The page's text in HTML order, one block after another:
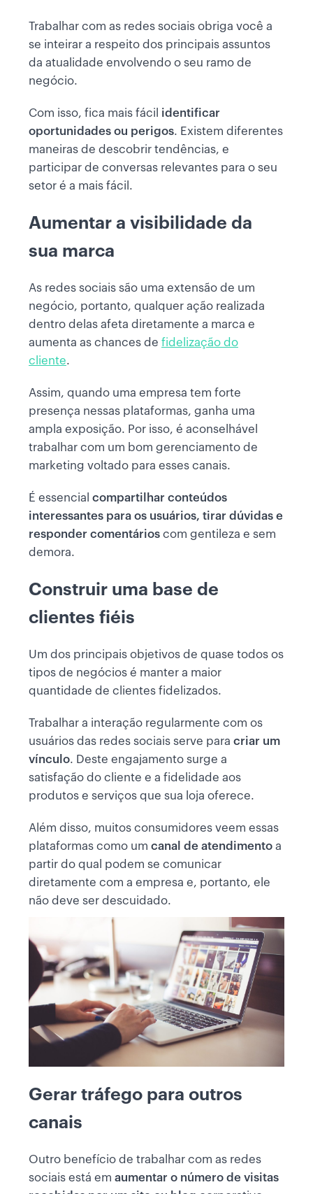
Trabalhar com as redes sociais obriga você a
se inteirar a respeito dos principais assuntos
da atualidade envolvendo o seu ramo de
negócio.
Com isso, fica mais fácil identificar
oportunidades ou perigos. Existem diferentes
maneiras de descobrir tendências, e
participar de conversas relevantes para o seu
setor é a mais fácil.
Aumentar a visibilidade da
sua marca
As redes sociais são uma extensão de um
negócio, portanto, qualquer ação realizada
dentro delas afeta diretamente a marca e
aumenta as chances de fidelização do
cliente.
Assim, quando uma empresa tem forte
presença nessas plataformas, ganha uma
ampla exposição. Por isso, é aconselhável
trabalhar com um bom gerenciamento de
marketing voltado para esses canais.
É essencial compartilhar conteúdos
interessantes para os usuários, tirar dúvidas e
responder comentários com gentileza e sem
demora.
Construir uma base de
clientes fiéis
Um dos principais objetivos de quase todos os
tipos de negócios é manter a maior
quantidade de clientes fidelizados.
Trabalhar a interação regularmente com os
usuários das redes sociais serve para criar um
vínculo. Deste engajamento surge a
satisfação do cliente e a fidelidade aos
produtos e serviços que sua loja oferece.
Além disso, muitos consumidores veem essas
plataformas como um canal de atendimento a
partir do qual podem se comunicar
diretamente com a empresa e, portanto, ele
não deve ser descuidado.
Gerar tráfego para outros
canais
Outro benefício de trabalhar com as redes
sociais está em aumentar o número de visitas